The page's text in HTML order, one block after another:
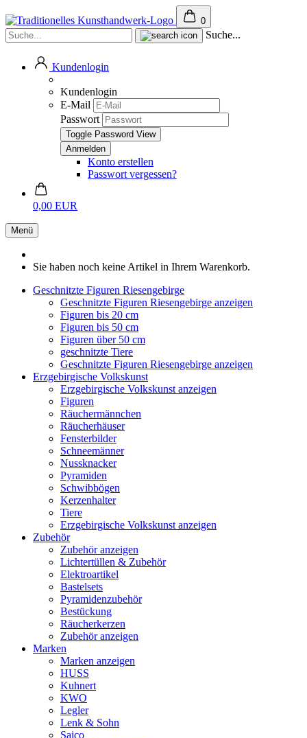
0
Suche...
Kundenlogin
Kundenlogin
E-Mail
Passwort
Toggle Password View
Konto erstellen
Passwort vergessen?
0,00 EUR
Menü
Sie haben noch keine Artikel in Ihrem Warenkorb.
Geschnitzte Figuren Riesengebirge
Geschnitzte Figuren Riesengebirge anzeigen
Figuren bis 20 cm
Figuren bis 50 cm
Figuren über 50 cm
geschnitzte Tiere
Geschnitzte Figuren Riesengebirge anzeigen
Erzgebirgische Volkskunst
Erzgebirgische Volkskunst anzeigen
Figuren
Räuchermännchen
Räucherhäuser
Fensterbilder
Schneemänner
Nussknacker
Pyramiden
Schwibbögen
Kerzenhalter
Tiere
Erzgebirgische Volkskunst anzeigen
Zubehör
Zubehör anzeigen
Lichtertüllen & Zubehör
Elektroartikel
Bastelsets
Pyramidenzubehör
Bestückung
Räucherkerzen
Zubehör anzeigen
Marken
Marken anzeigen
HUSS
Kuhnert
KWO
Legler
Lenk & Sohn
Saico